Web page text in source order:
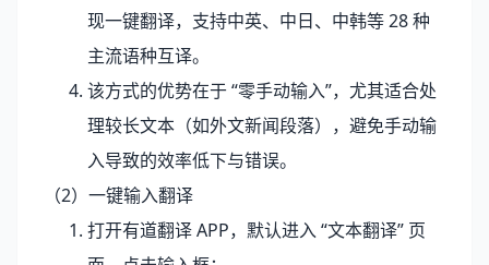
现一键翻译，支持中英、中日、中韩等 28 种
主流语种互译。
该方式的优势在于 “零手动输入”，尤其适合处
理较长文本（如外文新闻段落），避免手动输
入导致的效率低下与错误。
（2）一键输入翻译
打开有道翻译 APP，默认进入 “文本翻译” 页